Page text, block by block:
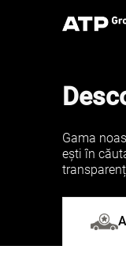
Gama
ești în